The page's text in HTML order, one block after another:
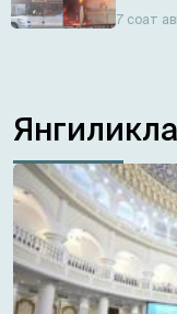
7 соат